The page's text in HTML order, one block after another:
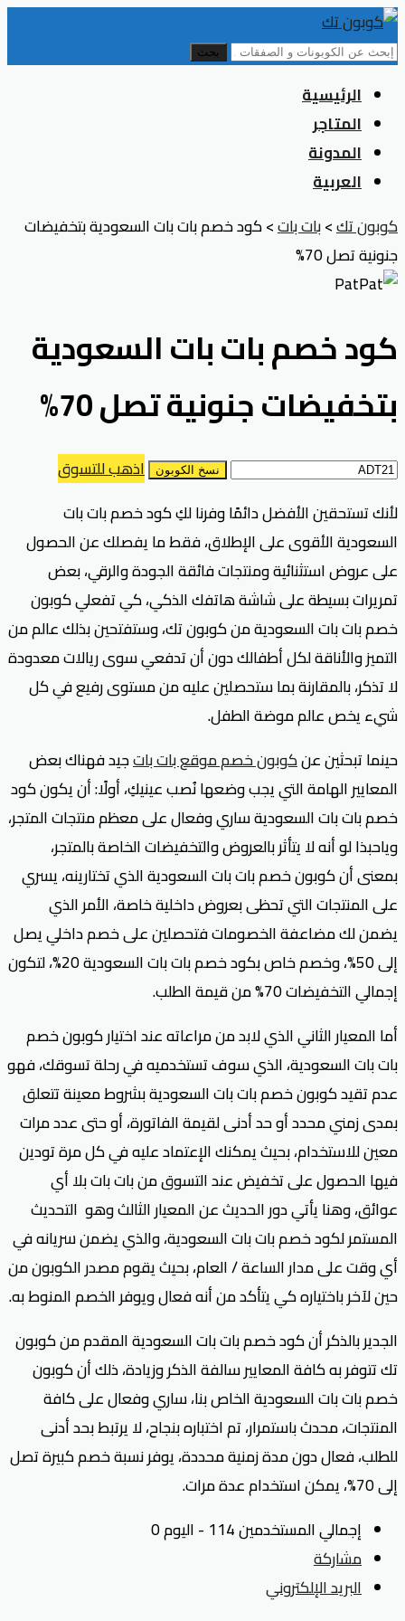
بحث
Skip
content
الرئيسية
المتاجر
المدونة
العربية
كوبون تك>بات بات>كود خصم بات بات السعودية بتخفيضات
جنونية تصل 70%
كود خصم بات بات السعودية
بتخفيضات جنونية تصل 70%
نسخ الكوبون
اذهب للتسوق
لأنك تستحقين الأفضل دائمًا وفرنا لكِ كود خصم بات بات
السعودية الأقوى على الإطلاق، فقط ما يفصلك عن الحصول
على عروض استثنائية ومنتجات فائقة الجودة والرقي، بعض
تمريرات بسيطة على شاشة هاتفك الذكي، كي تفعلي كوبون
خصم بات بات السعودية من كوبون تك، وستفتحين بذلك عالم من
التميز والأناقة لكل أطفالك دون أن تدفعي سوى ريالات معدودة
لا تذكر، بالمقارنة بما ستحصلين عليه من مستوى رفيع في كل
شيء يخص عالم موضة الطفل.
حينما تبحثين عنكوبون خصم موقع بات باتجيد فهناك بعض
المعايير الهامة التي يجب وضعها نُصب عينيكِ، أولًا: أن يكون كود
خصم بات بات السعودية ساري وفعال على معظم منتجات المتجر،
وياحبذا لو أنه لا يتأثر بالعروض والتخفيضات الخاصة بالمتجر،
بمعنى أن كوبون خصم بات بات السعودية الذي تختارينه، يسري
على المنتجات التي تحظى بعروض داخلية خاصة، الأمر الذي
يضمن لك مضاعفة الخصومات فتحصلين على خصم داخلي يصل
إلى 50%، وخصم خاص بكود خصم بات بات السعودية 20%، لتكون
إجمالي التخفيضات 70% من قيمة الطلب.
أما المعيار الثاني الذي لابد من مراعاته عند اختيار كوبون خصم
بات بات السعودية، الذي سوف تستخدميه في رحلة تسوقك، فهو
عدم تقيد كوبون خصم بات بات السعودية بشروط معينة تتعلق
بمدى زمني محدد أو حد أدنى لقيمة الفاتورة، أو حتى عدد مرات
معين للاستخدام، بحيث يمكنك الإعتماد عليه في كل مرة تودين
فيها الحصول على تخفيض عند التسوق من بات بات بلا أي
عوائق، وهنا يأتي دور الحديث عن المعيار الثالث وهو التحديث
المستمر لكود خصم بات بات السعودية، والذي يضمن سريانه في
أي وقت على مدار الساعة / العام، بحيث يقوم مصدر الكوبون من
حين لآخر باختياره كي يتأكد من أنه فعال ويوفر الخصم المنوط به.
الجدير بالذكر أن كود خصم بات بات السعودية المقدم من كوبون
تك تتوفر به كافة المعايير سالفة الذكر وزيادة، ذلك أن كوبون
خصم بات بات السعودية الخاص بنا، ساري وفعال على كافة
المنتجات، محدث باستمرار، تم اختباره بنجاح، لا يرتبط بحد أدنى
للطلب، فعال دون مدة زمنية محددة، يوفر نسبة خصم كبيرة تصل
إلى 70%، يمكن استخدام عدة مرات.
إجمالي المستخدمين 114 - اليوم 0
مشاركة
البريد الإلكتروني